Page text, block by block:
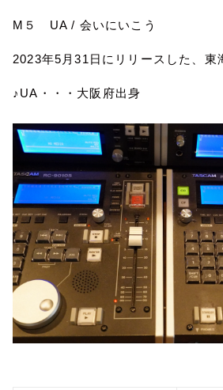
M ５ UA / 会いにいこう
2023年5 月31 日にリリースした、東
♪ UA ・・・大阪府出身